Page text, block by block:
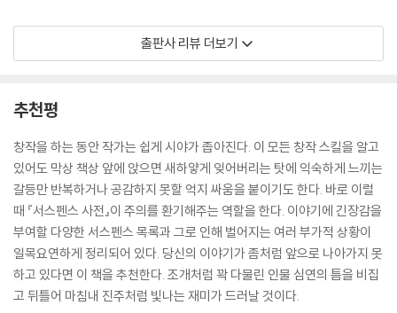
어떨지 확인해야겠다는 욕구와 감정이입으로 나타난다. 그렇기에 긴장감
은 각 장면에서 적절한 수준으로 유지하는 것이 중요하다.
--- 「위기 상황으로 극적 긴장감 자아내기」 중에서
악당, 경쟁자, 친구를 가장한 적, 도덕적 경계가 희미한 캐릭터들은 상대방
을 취한다. 이런 적수를 활용해 주인공을 흔들어놓으면 둘 사이의 갈등을
강화하고, 긴장감을 끌어올리고, 독자에게 적수가 만만치 않은 상대라는
인상을 준다.
--- 「타인이라는 변수」 중에서
유감스럽게도 고통은 삶의 일부다. 캐릭터들은 관계를 맺고, 목표를 추구
하고, 때로는 스트레스를 풀면서 일상을 꾸려나가지만, 일이 생각대로 풀
리지 않을 때는 상처받기도 한다. 이 상처에서 얼마나 빨리, 그리고 온전히
『서스펜스 사전』은 안정적인 상황에 균열을 내고 감정을 자극해 서사를 폭
발적으로 진전시키는 방법을 낱낱이 파헤쳐 소개한다. 두 저자가 오랜 시
등으로 이어지게 되고, 어느새 독자는 걷잡을 수 없이 뻗어가는 스토리에
몰입해 쾌감을 느끼게 될 것이다. 물론 독자를 울고 웃게 하기 위해서는 튼
튼한 ‘이야기 구조’를 설계하는 과정도 빼놓을 수 없다. 『서스펜스 사전』은
캐릭터를 움직여 서사 구조를 강화하는 방법과, 그 속에 설치할 수 있는 다
양한 기폭제를 함께 소개한다. 그 기폭제들이 실제 작품에서 어떻게 사용
되었고, 어떤 효과를 발휘했는지 구체적인 사례도 녹아 있어 활용 방식까
지 쉽게 이해할 수 있다. 장르를 불문하고 어딘가 지지부진하다 느껴지는
이야기에 강력한 한 방을 더해줄 가이드북이다.
출판사 리뷰 더보기
추천평
창작을 하는 동안 작가는 쉽게 시야가 좁아진다. 이 모든 창작 스킬을 알고
있어도 막상 책상 앞에 앉으면 새하얗게 잊어버리는 탓에 익숙하게 느끼는
갈등만 반복하거나 공감하지 못할 억지 싸움을 붙이기도 한다. 바로 이럴
때 『서스펜스 사전』이 주의를 환기해주는 역할을 한다. 이야기에 긴장감을
부여할 다양한 서스펜스 목록과 그로 인해 벌어지는 여러 부가적 상황이
일목요연하게 정리되어 있다. 당신의 이야기가 좀처럼 앞으로 나아가지 못
하고 있다면 이 책을 추천한다. 조개처럼 꽉 다물린 인물 심연의 틈을 비집
고 뒤틀어 마침내 진주처럼 빛나는 재미가 드러날 것이다.